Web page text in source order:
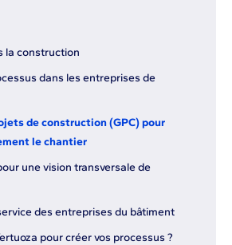
la construction
dans les entreprises de
de construction (GPC) pour
le chantier
une vision transversale de
des entreprises du bâtiment
pour créer vos processus ?